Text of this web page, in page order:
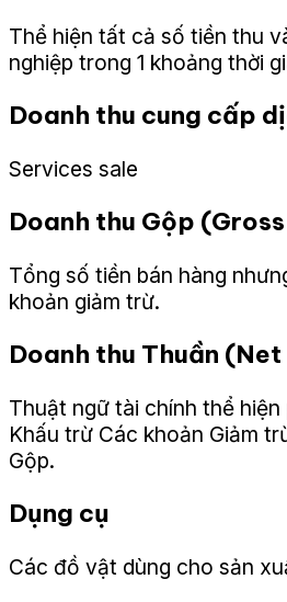
Thể hiện tất cả số tiền thu
nghiệp trong 1 khoảng thời
Doanh thu cung cấp
Services sale
Doanh thu Gộp
Tổng số tiền bán hàng
khoản giảm trừ.
Doanh thu Thuần (Net
Thuật ngữ tài chính thể hiện
Khấu trừ Các khoản Giảm
Gộp.
Dụng cụ
Các đồ vật dùng cho sản